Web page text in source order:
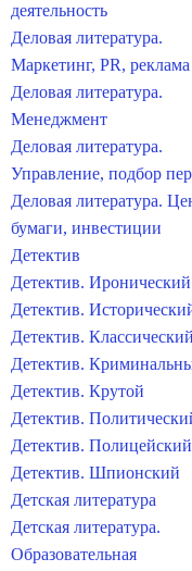
деятельность
Деловая литература.
Маркетинг, PR, реклама
Деловая литература.
Менеджмент
Деловая литература.
Управление, подбор
Деловая литература.
бумаги, инвестиции
Детектив
Детектив. Иронический
Детектив.
Детектив. Классический
Детектив.
Детектив. Крутой
Детектив.
Детектив. Полицейский
Детектив. Шпионский
Детская литература
Детская литература.
Образовательная